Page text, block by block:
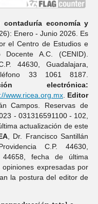
contaduría economí­a y
Enero - Junio 2026. Es
el Centro de Estudios e
A.C. (CENID).
44630, Guadalajara,
33 1061 8187.
electrónica:
www.ricea.org.mx. Editor
Campos. Reservas de
- 031316591100 - 102,
actualización de este
, Dr. Francisco Santillán
C.P. 44630,
44658, fecha de última
expresadas por
la postura del editor de